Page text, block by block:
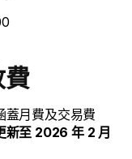
費
蓋月費及交易費
新至 2026 年 2 月